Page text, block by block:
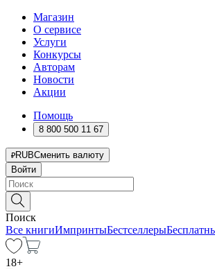
Магазин
О сервисе
Услуги
Конкурсы
Авторам
Новости
Акции
Помощь
8 800 500 11 67
RUBСменить валюту
Войти
Поиск
Все книгиИмпринтыБестселлеры
18+